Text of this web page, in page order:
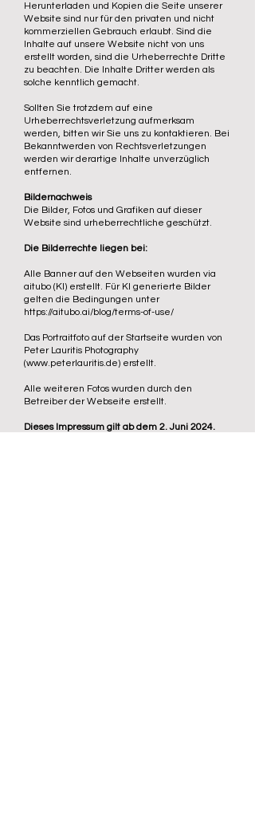
Herunterladen und Kopien die Seite unserer
Website sind nur für den privaten und nicht
kommerziellen Gebrauch erlaubt. Sind die
Inhalte auf unsere Website nicht von uns
erstellt worden, sind die Urheberrechte Dritte
zu beachten. Die Inhalte Dritter werden als
solche kenntlich gemacht.
Sollten Sie trotzdem auf eine
Urheberrechtsverletzung aufmerksam
werden, bitten wir Sie uns zu kontaktieren. Bei
Bekanntwerden von Rechtsverletzungen
werden wir derartige Inhalte unverzüglich
entfernen.
Bildernachweis
Die Bilder, Fotos und Grafiken auf dieser
Website sind urheberrechtliche geschützt.
Die Bilderrechte liegen bei:
Alle Banner auf den Webseiten wurden via
aitubo (KI) erstellt. Für KI generierte Bilder
gelten die Bedingungen unter
https://aitubo.ai/blog/terms-of-use/
Das Portraitfoto auf der Startseite wurden von
Peter Lauritis Photography
(www.peterlauritis.de) erstellt.
Alle weiteren Fotos wurden durch den
Betreiber der Webseite erstellt.
Dieses Impressum gilt ab dem 2. Juni 2024.